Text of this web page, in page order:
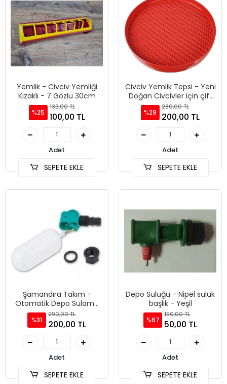
Yemlik - Civciv Yemliği
Kızaklı - 7 Gözlü 30cm
%25
133,00 TL
100,00 TL
Adet
SEPETE EKLE
Civciv Yemlik Tepsi - Yeni
Doğan Civcivler için çift
taraflı Tepsi Yemlik
%29
280,00 TL
200,00 TL
Adet
SEPETE EKLE
Şamandıra Takım -
Otomatik Depo Sulama
Sistemleri
%31
290,00 TL
200,00 TL
Adet
SEPETE EKLE
Depo Suluğu - Nipel suluk
başlık - Yeşil
%67
150,00 TL
50,00 TL
Adet
SEPETE EKLE